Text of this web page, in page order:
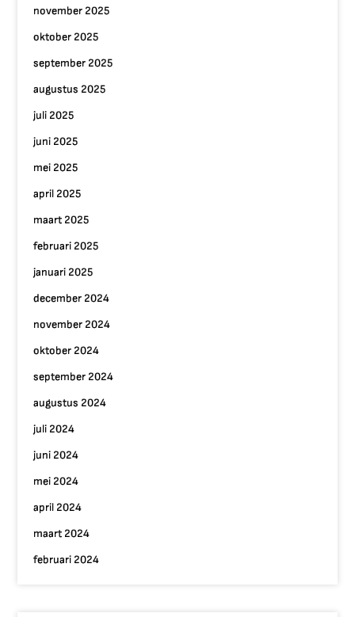
november 2025
oktober 2025
september 2025
augustus 2025
juli 2025
juni 2025
mei 2025
april 2025
maart 2025
februari 2025
januari 2025
december 2024
november 2024
oktober 2024
september 2024
augustus 2024
juli 2024
juni 2024
mei 2024
april 2024
maart 2024
februari 2024